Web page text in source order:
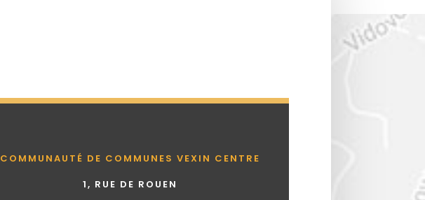
COMMUNAUTÉ DE COMMUNES VEXIN CENTRE
1, RUE DE ROUEN